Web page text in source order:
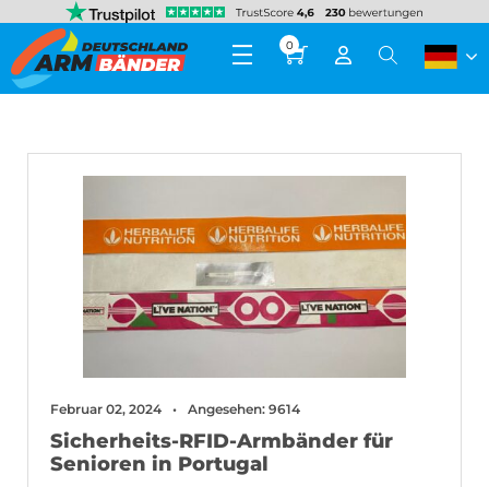
0
Februar 02, 2024 Angesehen: 9614
Sicherheits-RFID-Armbänder für
Senioren in Portugal